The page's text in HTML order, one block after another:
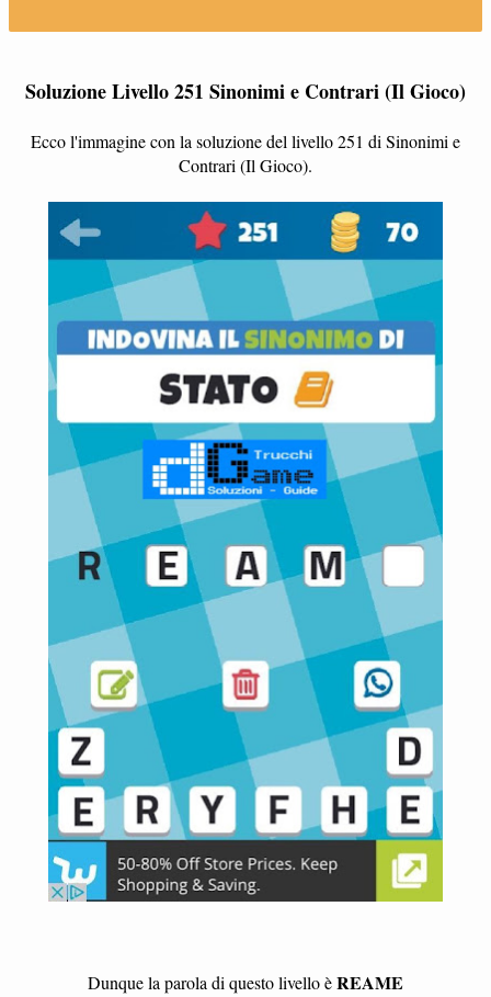
Soluzione Livello 251 Sinonimi e Contrari (Il Gioco)
Ecco l'immagine con la soluzione del livello 251 di Sinonimi e
Contrari (Il Gioco).
Dunque la parola di questo livello èREAME